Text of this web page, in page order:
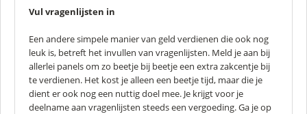
Vul vragenlijsten in
Een andere simpele manier van geld verdienen die ook nog
leuk is, betreft het invullen van vragenlijsten. Meld je aan bij
allerlei panels om zo beetje bij beetje een extra zakcentje bij
te verdienen. Het kost je alleen een beetje tijd, maar die je
dient er ook nog een nuttig doel mee. Je krijgt voor je
deelname aan vragenlijsten steeds een vergoeding. Ga je op